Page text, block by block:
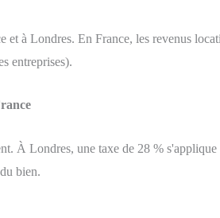
à Londres. En France, les revenus
entreprises).
À Londres, une taxe de 28 %
bien.